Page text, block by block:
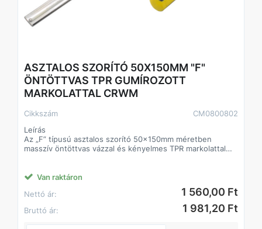
ASZTALOS SZORÍTÓ 50X150MM "F"
ÖNTÖTTVAS TPR GUMÍROZOTT
MARKOLATTAL CRWM
Cikkszám
CM0800802
Leírás
Az „F” típusú asztalos szorító 50x150mm méretben
masszív öntöttvas vázzal és kényelmes TPR markolattal
használatot. Kiváló választás minden famegmunkálási és
barkácsprojekthez, ahol biztos és erős rögzítésre van
szükség.
Előnyök
TÜV/GS minősítés a biztonság és megbízhatóság
Van raktáron
Nettó ár:
1 560,00 Ft
Bruttó ár: 1 981,20 Ft